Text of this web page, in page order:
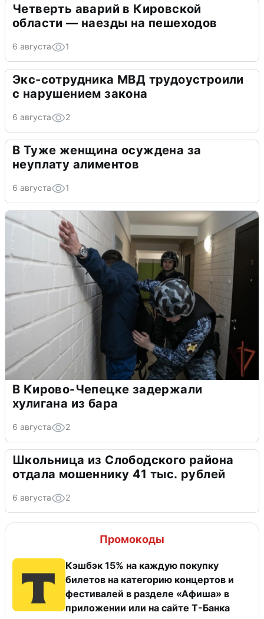
Четверть аварий в Кировской
области — наезды на пешеходов
6 августа 1
Экс-сотрудника МВД трудоустроили
с нарушением закона
6 августа 2
В Туже женщина осуждена за
неуплату алиментов
6 августа 1
В Кирово-Чепецке задержали
хулигана из бара
6 августа 2
Школьница из Слободского района
отдала мошеннику 41 тыс. рублей
6 августа 2
Промокоды
Кэшбэк 15% на каждую покупку
билетов на категорию концертов и
фестивалей в разделе «Афиша» в
приложении или на сайте Т-Банка